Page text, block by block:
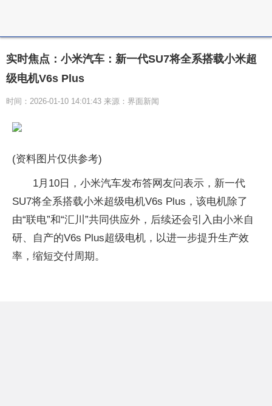
实时焦点：小米汽车：新一代SU7将全系搭载小米超
级电机V6s Plus
时间：2026-01-10 14:01:43 来源：界面新闻
(资料图片仅供参考)
1月10日，小米汽车发布答网友问表示，新一代
SU7将全系搭载小米超级电机V6s Plus，该电机除了
由“联电”和“汇川”共同供应外，后续还会引入由小米自
研、自产的V6s Plus超级电机，以进一步提升生产效
率，缩短交付周期。